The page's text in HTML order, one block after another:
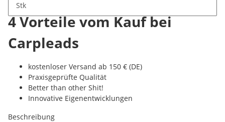
Stk
4 Vorteile vom Kauf bei
Carpleads
kostenloser Versand ab 150 € (DE)
Praxisgeprüfte Qualität
Better than other Shit!
Innovative Eigenentwicklungen
Beschreibung